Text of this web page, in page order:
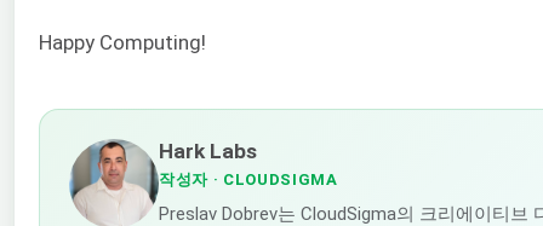
Happy Computing!
Hark Labs
작성자· CLOUDSIGMA
Preslav Dobrev는 CloudSigma의 크리에이티브